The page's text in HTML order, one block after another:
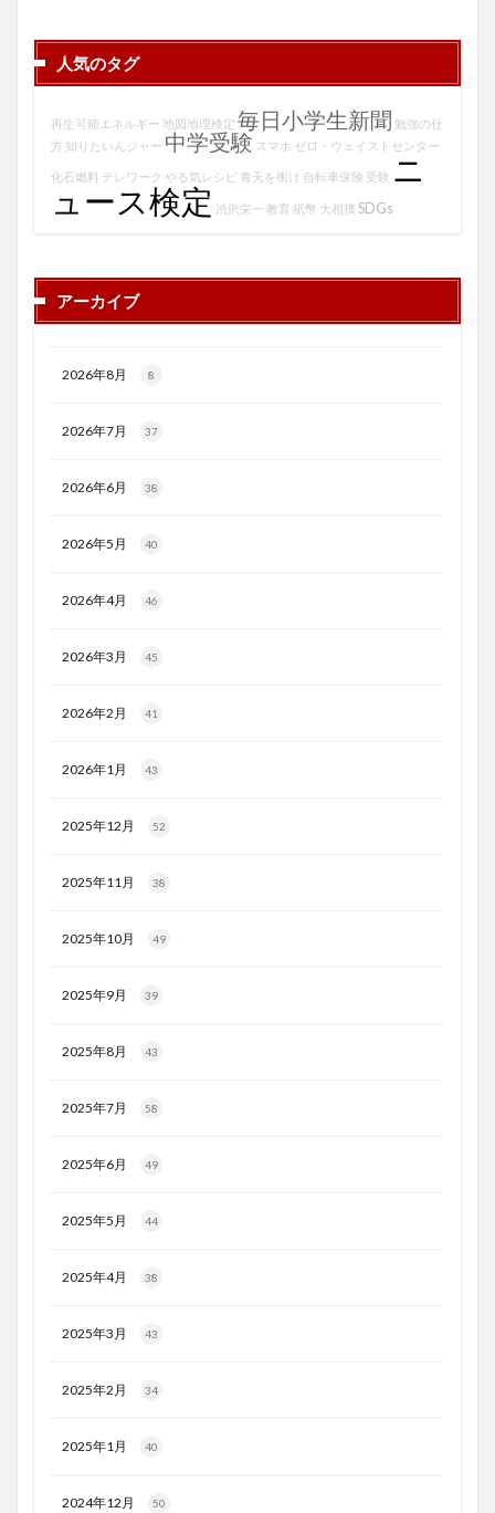
人気のタグ
再生可能エネルギー 地図地理検定 毎日小学生新聞 勉強の仕
方 知りたいんジャー 中学受験 スマホ ゼロ・ウェイストセンター
化石燃料 テレワーク やる気レシピ 青天を衝け 自転車保険 受験 ニ
ュース検定 渋沢栄一 教育 紙幣 大相撲 SDGs
アーカイブ
2026年8月 8
2026年7月 37
2026年6月 38
2026年5月 40
2026年4月 46
2026年3月 45
2026年2月 41
2026年1月 43
2025年12月 52
2025年11月 38
2025年10月 49
2025年9月 39
2025年8月 43
2025年7月 58
2025年6月 49
2025年5月 44
2025年4月 38
2025年3月 43
2025年2月 34
2025年1月 40
2024年12月 50